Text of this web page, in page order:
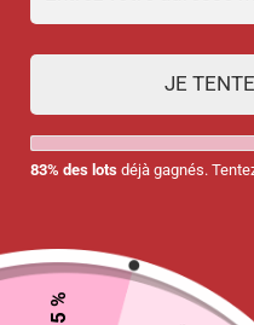
JE
83% des lots déjà gagnés.
15 %